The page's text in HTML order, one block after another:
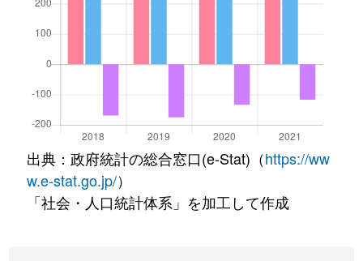
出典：政府統計の総合窓口(e-Stat)（https://ww
w.e-stat.go.jp/）
「社会・人口統計体系」を加工して作成